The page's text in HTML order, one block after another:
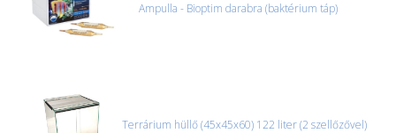
Ampulla - Bioptim darabra (baktérium táp)
Terrárium hüllő (45x45x60) 122 liter (2 szellőzővel)